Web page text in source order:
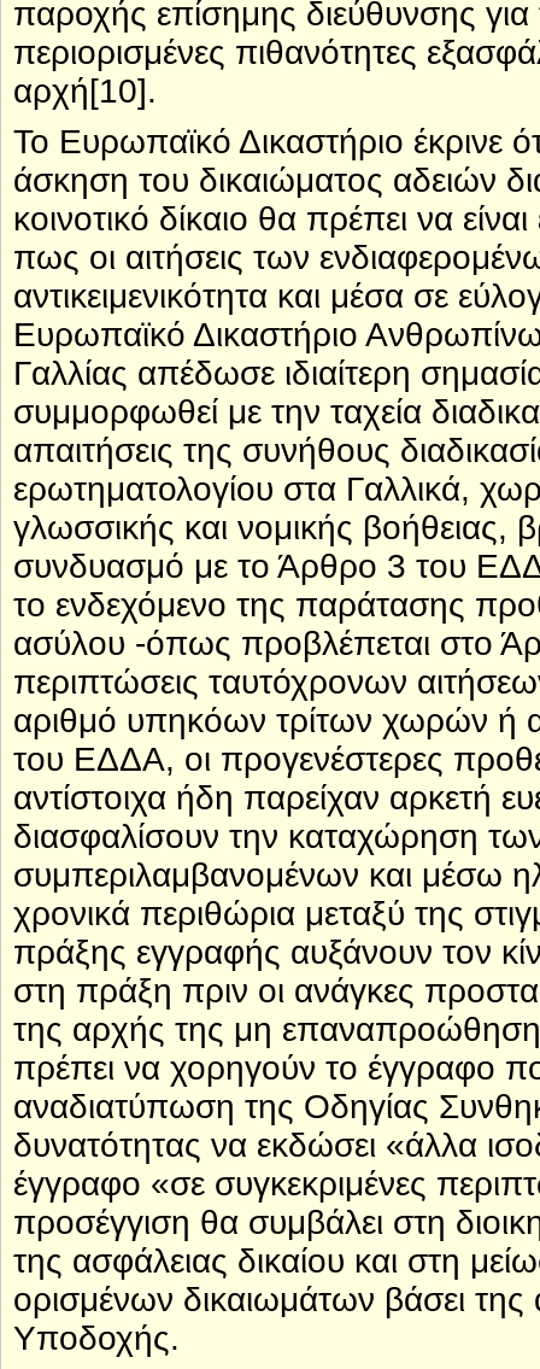
παροχής επίσημης διεύθυνσης
περιορισμένες πιθανότητες
αρχή[10].
Το Ευρωπαϊκό Δικαστήριο έκρινε
άσκηση του δικαιώματος αδειών
κοινοτικό δίκαιο θα πρέπει να
πως οι αιτήσεις των
αντικειμενικότητα και μέσα σε
Ευρωπαϊκό Δικαστήριο
Γαλλίας απέδωσε ιδιαίτερη
συμμορφωθεί με την ταχεία
απαιτήσεις της συνήθους
ερωτηματολογίου στα Γαλλικά,
γλωσσικής και νομικής
συνδυασμό με το Άρθρο 3 του
το ενδεχόμενο της παράτασης
ασύλου -όπως προβλέπεται στο
περιπτώσεις ταυτόχρονων
αριθμό υπηκόων τρίτων χωρών ή
του ΕΔΔΑ, οι προγενέστερες
αντίστοιχα ήδη παρείχαν αρκετή
διασφαλίσουν την καταχώρηση
συμπεριλαμβανομένων και μέσω
χρονικά περιθώρια μεταξύ της
πράξης εγγραφής αυξάνουν τον
στη πράξη πριν οι ανάγκες
της αρχής της μη
πρέπει να χορηγούν το έγγραφο
αναδιατύπωση της Οδηγίας
δυνατότητας να εκδώσει «άλλα
έγγραφο «σε συγκεκριμένες
προσέγγιση θα συμβάλει στη
της ασφάλειας δικαίου και στη
ορισμένων δικαιωμάτων βάσει
Υποδοχής.